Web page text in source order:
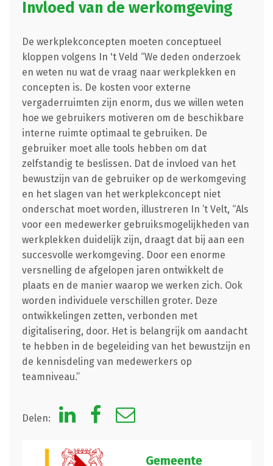
Invloed van de werkomgeving
De werkplekconcepten moeten conceptueel
kloppen volgens In 't Veld “We deden onderzoek
en weten nu wat de vraag naar werkplekken en
concepten is. De kosten voor externe
vergaderruimten zijn enorm, dus we willen weten
hoe we gebruikers motiveren om de beschikbare
interne ruimte optimaal te gebruiken. De
gebruiker moet alle tools hebben om dat
zelfstandig te beslissen. Dat de invloed van het
bewustzijn van de gebruiker op de werkomgeving
en het slagen van het werkplekconcept niet
onderschat moet worden, illustreren In ’t Velt, “Als
voor een medewerker gebruiksmogelijkheden van
werkplekken duidelijk zijn, draagt dat bij aan een
succesvolle werkomgeving. Door een enorme
versnelling de afgelopen jaren ontwikkelt de
plaats en de manier waarop we werken zich. Ook
worden individuele verschillen groter. Deze
ontwikkelingen zetten, verbonden met
digitalisering, door. Het is belangrijk om aandacht
te hebben in de begeleiding van het bewustzijn en
de kennisdeling van medewerkers op
teamniveau.”
Delen:
Gemeente